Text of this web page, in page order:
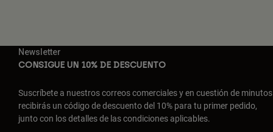
Newsletter
CONSIGUE UN 10% DE DESCUENTO
Suscríbete a nuestros correos comerciales y en cuestión de minutos
recibirás un código de descuento del 10% para tu primer pedido,
junto con los detalles de las condiciones aplicables.